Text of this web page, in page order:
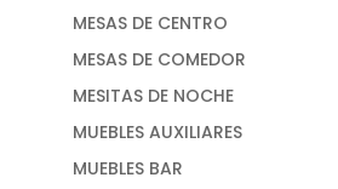
MESAS DE CENTRO
MESAS DE COMEDOR
MESITAS DE NOCHE
MUEBLES AUXILIARES
MUEBLES BAR